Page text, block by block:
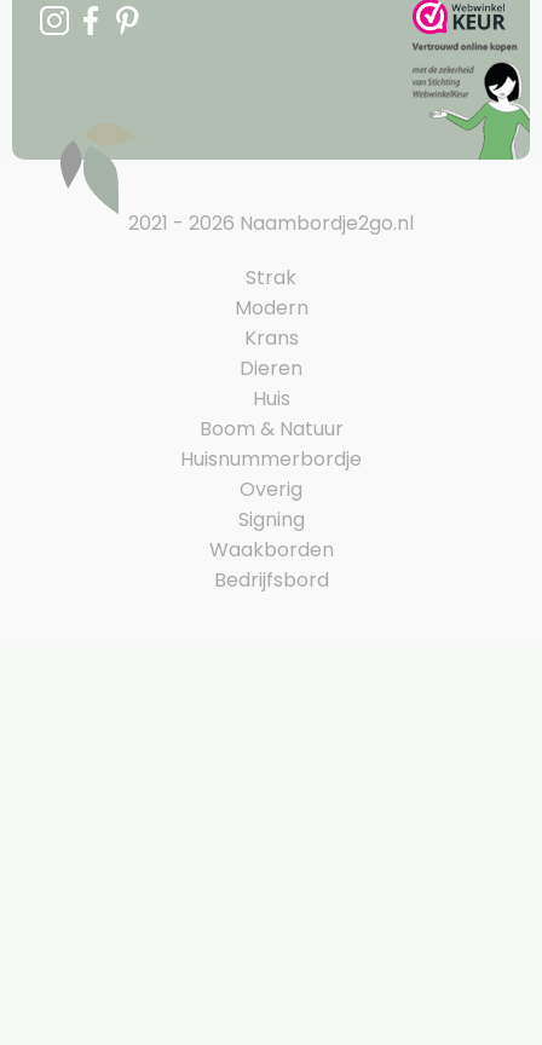
2021 - 2026 Naambordje2go.nl
Strak
Modern
Krans
Dieren
Huis
Boom & Natuur
Huisnummerbordje
Overig
Signing
Waakborden
Bedrijfsbord